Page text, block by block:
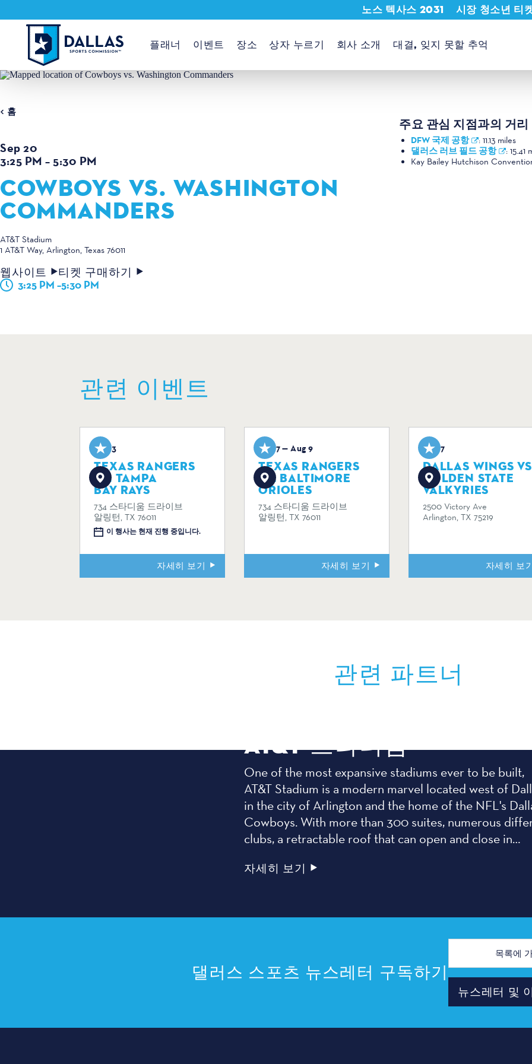
콘텐츠로 건너뛰기
플래너 이벤트 장소 상자 누르기 회사 소개 대결, 잊지 못할 추억
노스 텍사스 2031 시장 청소년 티
홈
Sep 20
3:25 PM – 5:30 PM
COWBOYS VS. WASHINGTON
COMMANDERS
AT&T Stadium
1 AT&T Way Arlington, Texas 76011
웹사이트 티켓 구매하기
3:25 PM –5:30 PM
주요 관심 지점과의 거리
DFW 국제 공항 : 11.13 miles
댈러스 러브 필드 공항 : 15.41
Kay Bailey Hutchison
관련 이벤트
Aug 3
TEXAS RANGERS
VS. TAMPA
BAY RAYS
734 스타디움 드라이브
알링턴, TX 76011
이 행사는 현재 진행 중입니다.
자세히 보기
Aug 7 — Aug 9
TEXAS RANGERS
VS. BALTIMORE
ORIOLES
734 스타디움 드라이브
알링턴, TX 76011
자세히 보기
Aug 7
DALLAS WINGS
GOLDEN STATE
VALKYRIES
2500 Victory Ave
Arlington, TX 75219
자세히 보
관련 파트너
AT&T 스타디움
One of the most expansive stadiums ever to be built,
AT&T Stadium is a modern marvel located west of
in the city of Arlington and the home of the NFL's
Cowboys. With more than 300 suites, numerous
clubs, a retractable roof that can open and close in…
자세히 보기
댈러스 스포츠 뉴스레터 구독하기
이
주
소
뉴스레터 및